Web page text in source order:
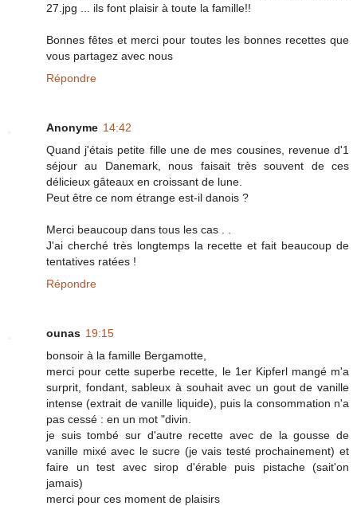
27.jpg ... ils font plaisir à toute la famille!!
Bonnes fêtes et merci pour toutes les bonnes recettes que
vous partagez avec nous
Répondre
Anonyme 14:42
Quand j'étais petite fille une de mes cousines, revenue d'1
séjour au Danemark, nous faisait très souvent de ces
délicieux gâteaux en croissant de lune.
Peut être ce nom étrange est-il danois ?
Merci beaucoup dans tous les cas . .
J'ai cherché très longtemps la recette et fait beaucoup de
tentatives ratées !
Répondre
ounas 19:15
bonsoir à la famille Bergamotte,
merci pour cette superbe recette, le 1er Kipferl mangé m'a
surprit, fondant, sableux à souhait avec un gout de vanille
intense (extrait de vanille liquide), puis la consommation n'a
pas cessé : en un mot "divin.
je suis tombé sur d'autre recette avec de la gousse de
vanille mixé avec le sucre (je vais testé prochainement) et
faire un test avec sirop d'érable puis pistache (sait'on
jamais)
merci pour ces moment de plaisirs